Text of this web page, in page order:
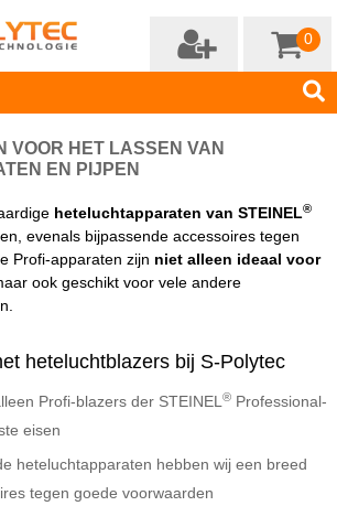
0
VOOR HET LASSEN VAN
EN PIJPEN
heteluchtapparaten van STEINEL®
evenals bijpassende accessoires tegen
Profi-apparaten zijn niet alleen ideaal voor
ook geschikt voor vele andere
heteluchtblazers bij S-Polytec
Profi-blazers der STEINEL ® Professional-
eisen
heteluchtapparaten hebben wij een breed
tegen goede voorwaarden